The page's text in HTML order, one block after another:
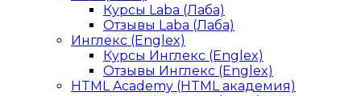
Курсы Laba (Лаба)
Отзывы Laba (Лаба)
Инглекс (Englex)
Курсы Инглекс (Englex)
Отзывы Инглекс (Englex)
HTML Academy (HTML академия)